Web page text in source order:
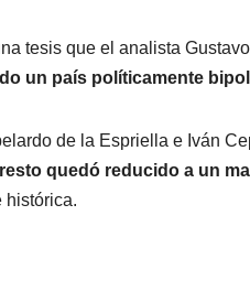
tesis que el analista
un país políticamente
de la Espriella e Iván
quedó reducido a un
histórica.